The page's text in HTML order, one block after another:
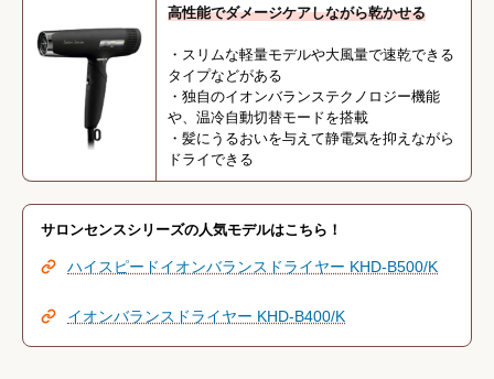
高性能でダメージケアしながら乾かせる
・スリムな軽量モデルや大風量で速乾できる
タイプなどがある
・独自のイオンバランステクノロジー機能
や、温冷自動切替モードを搭載
・髪にうるおいを与えて静電気を抑えながら
ドライできる
サロンセンスシリーズの人気モデルはこちら！
ハイスピードイオンバランスドライヤー KHD-B500/K
イオンバランスドライヤー KHD-B400/K